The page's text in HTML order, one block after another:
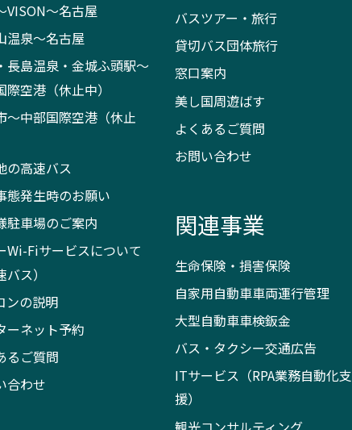
VISON～名古屋
温泉～名古屋
長島温泉・金城ふ頭駅～
際空港（休止中）
～中部国際空港（休止
の高速バス
態発生時のお願い
駐車場のご案内
Wi-Fiサービスについて
バス）
ンの説明
ーネット予約
るご質問
合わせ
バスツアー・旅行
貸切バス団体旅行
窓口案内
美し国周遊ばす
よくあるご質問
お問い合わせ
関連事業
生命保険・損害保険
自家用自動車車両運行管理
大型自動車車検鈑金
バス・タクシー交通広告
ITサービス（RPA業務自動化支
援）